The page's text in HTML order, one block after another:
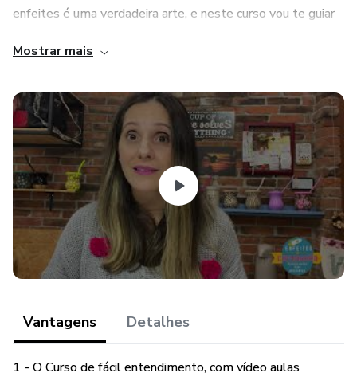
enfeites é uma verdadeira arte, e neste curso vou te guiar
materiais necessários para começar até mesmo onde
cortadores e também técnicas exclusivas usando apenas
as suas mãos.
Junte-se a mim nessa jornada de descoberta e
aprendizado. Vou compartilhar todos os segredos do
biscuit, passo a passo, para que você possa se tornar um(a)
expert nessa arte. Prepare-se para mergulhar em um
universo de criatividade, prazer e possibilidades infinitas.
Não perca essa oportunidade de aprender de forma
completa e aprimorar suas habilidades na criação de
entusiasmo e dedicação, explorar todo o potencial dessa
arte extraordinária.
Mostrar mais
Vantagens Detalhes
1 - O Curso de fácil entendimento, com vídeo aulas